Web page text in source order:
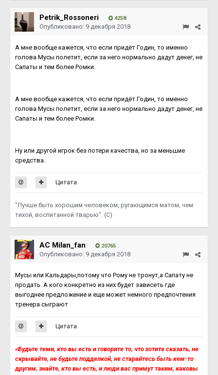
Petrik_Rossoneri 4258
Опубликовано: 9 декабря 2018
А мне вообще кажется, что если придёт Годин, то именно
голова Мусы полетит, если за него нормально дадут денег, не
Сапаты и тем более Ромки.
А мне вообще кажется, что если придёт Годин, то именно
голова Мусы полетит, если за него нормально дадут денег, не
Сапаты и тем более Ромки.
Ну или другой игрок без потери качества, но за меньшие
средства.
Цитата
"Лучше быть хорошим человеком, ругающимся матом, чем
тихой, воспитанной тварью". (С)
AC Milan_fan 20765
Опубликовано: 9 декабря 2018
Мусы или Кальдары,потому что Рому не тронут,а Сапату не
продать. А кого конкретно из них будет зависеть где
выгоднее предложение и еще может немного предпочтения
тренера сыграют
Цитата
«Будьте теми, кто вы есть и говорите то, что хотите сказать, не
скрывайте, не будьте подделкой, не старайтесь быть кем-то
другим, знайте, кто вы есть, и люди вас примут таким, каковы